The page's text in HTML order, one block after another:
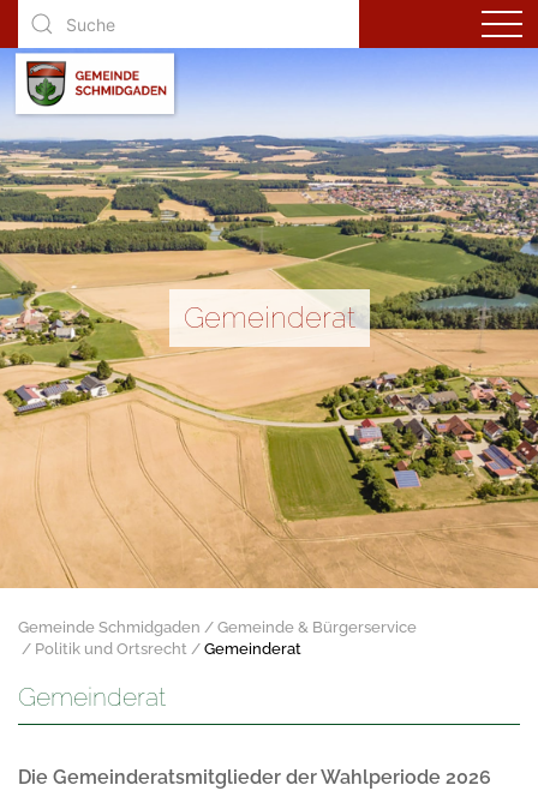
Gemeinderat
Gemeinde Schmidgaden
Gemeinde & Bürgerservice
Politik und Ortsrecht
Gemeinderat
Gemeinderat
Die Gemeinderatsmitglieder der Wahlperiode 2026